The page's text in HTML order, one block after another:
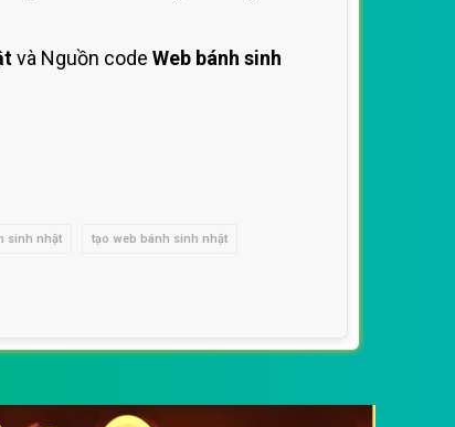
và Nguồn code Web bánh sinh
sinh nhật tạo web bánh sinh nhật